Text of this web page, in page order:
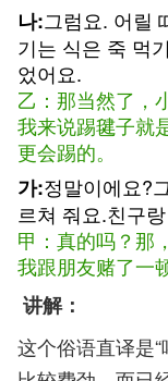
나:그럼요. 어릴
기는 식은 죽 먹
었어요.
乙：那当然了，
我来说踢毽子就
更会踢的。
가:정말이에요?
르쳐 줘요.친구랑
甲：真的吗？那
我跟朋友赌了一
讲解：
这个俗语直译是